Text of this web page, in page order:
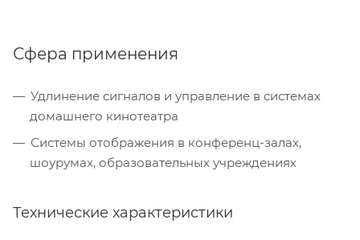
Сфера применения
Удлинение сигналов и управление в системах
домашнего кинотеатра
Системы отображения в конференц-залах,
шоурумах, образовательных учреждениях
Технические характеристики